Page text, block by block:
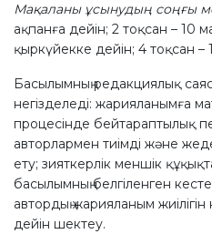
Мақаланы ұсынудың соңғы
ақпанға дейін; 2 тоқсан – 10
қыркүйекке дейін; 4 тоқсан –
Басылымның редакциялық
негізделеді: жарияланымға
процесінде бейтараптылық
авторлармен тиімді және
ету; зияткерлік меншік
басылымның белгіленген
автордың жарияланым
дейін шектеу.